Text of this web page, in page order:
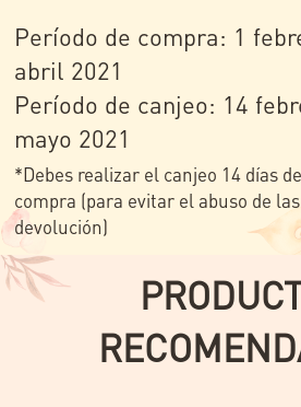
Período de compra: 1
abril 2021
Período de canjeo: 14
mayo 2021
*Debes realizar el canjeo 14 días
compra (para evitar el abuso de
devolución)